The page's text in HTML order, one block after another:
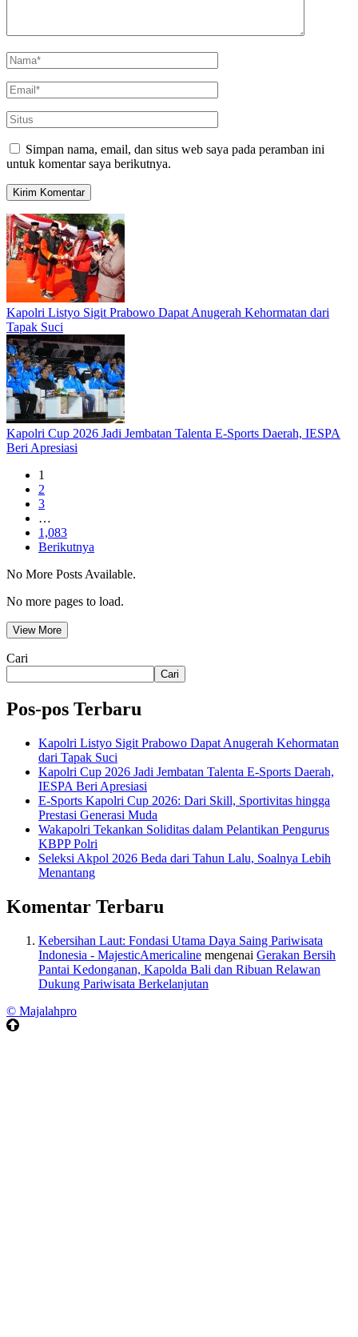
Simpan nama, email, dan situs web saya pada peramban ini
untuk komentar saya berikutnya.
Kapolri Listyo Sigit Prabowo Dapat Anugerah Kehormatan dari
Tapak Suci
Kapolri Cup 2026 Jadi Jembatan Talenta E-Sports Daerah, IESPA
Beri Apresiasi
1
2
3
…
1,083
Berikutnya
No More Posts Available.
No more pages to load.
View More
Cari
Cari
Pos-pos Terbaru
Kapolri Listyo Sigit Prabowo Dapat Anugerah Kehormatan
dari Tapak Suci
Kapolri Cup 2026 Jadi Jembatan Talenta E-Sports Daerah,
IESPA Beri Apresiasi
E-Sports Kapolri Cup 2026: Dari Skill, Sportivitas hingga
Prestasi Generasi Muda
Wakapolri Tekankan Soliditas dalam Pelantikan Pengurus
KBPP Polri
Seleksi Akpol 2026 Beda dari Tahun Lalu, Soalnya Lebih
Menantang
Komentar Terbaru
Kebersihan Laut: Fondasi Utama Daya Saing Pariwisata
Indonesia - MajesticAmericaline mengenai Gerakan Bersih
Pantai Kedonganan, Kapolda Bali dan Ribuan Relawan
Dukung Pariwisata Berkelanjutan
© Majalahpro